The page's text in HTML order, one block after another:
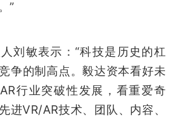
”
刘敏表示：“科技是历史的杠
争的制高点。毅达资本看好未
行业突破性发展，看重爱奇
进VR/AR技术、团队、内容、